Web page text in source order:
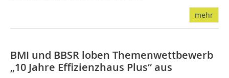
mehr
BMI und BBSR loben Themenwettbewerb
„10 Jahre Effizienzhaus Plus“ aus